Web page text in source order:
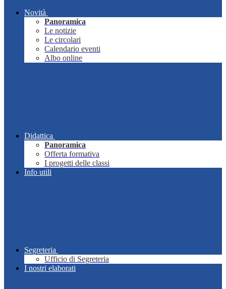
Novità
Panoramica
Le notizie
Le circolari
Calendario eventi
Albo online
Didattica
Panoramica
Offerta formativa
I progetti delle classi
Info utili
Segreteria
Ufficio di Segreteria
I nostri elaborati